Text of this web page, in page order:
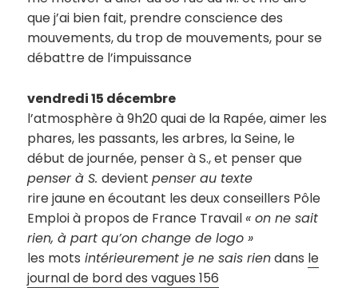
que j’ai bien fait, prendre conscience des
mouvements, du trop de mouvements, pour se
débattre de l’impuissance
vendredi 15 décembre
l’atmosphère à 9h20 quai de la Rapée, aimer les
phares, les passants, les arbres, la Seine, le
début de journée, penser à S., et penser que
penser à S.devientpenser au texte
rire jaune en écoutant les deux conseillers Pôle
Emploi à propos de France Travail « on ne sait
rien, à part qu’on change de logo »
les mots intérieurement je ne sais riendans le
journal de bord des vagues 156